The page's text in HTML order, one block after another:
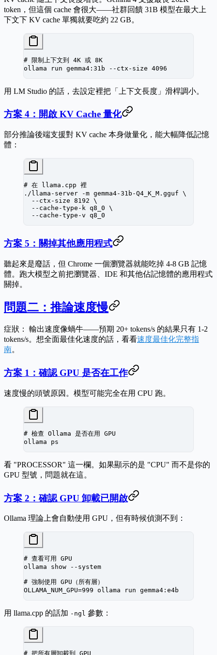
token，但這個 cache 會很大——社群回饋 31B 模型在最大上
下文下 KV cache 單獨就要吃約 22 GB。
# 限制上下文到 4K 或 8K
ollama run gemma4:31b --ctx-size 4096
用 LM Studio 的話，去設定裡把「上下文長度」滑桿調小。
方案 4：開啟 KV Cache 量化
部分推論後端支援對 KV cache 本身做量化，能大幅降低記憶
體：
# 在 llama.cpp 裡
./llama-server -m gemma4-31b-Q4_K_M.gguf \
  --ctx-size
8192 \
  --cache-type-k
q8_0 \
  --cache-type-v
q8_0
方案 5：關掉其他應用程式
聽起來是廢話，但 Chrome 一個瀏覽器就能吃掉 4-8 GB 記憶
體。跑大模型之前把瀏覽器、IDE 和其他佔記憶體的應用程式
關掉。
問題二：推論速度慢
症狀：
輸出速度像蝸牛——預期 20+ tokens/s 的結果只有 1-2
tokens/s。想全面最佳化速度的話，看看速度最佳化完整指
南。
方案 1：確認 GPU 是否在工作
速度慢的頭號原因。模型可能完全在用 CPU 跑。
# 檢查 Ollama 是否在用 GPU
ollama ps
看 "PROCESSOR" 這一欄。如果顯示的是 "CPU" 而不是你的
GPU 型號，問題就在這。
方案 2：確認 GPU 卸載已開啟
Ollama 理論上會自動使用 GPU，但有時候偵測不到：
# 查看可用 GPU
ollama show --system
# 強制使用 GPU（所有層）
OLLAMA_NUM_GPU=999 ollama run gemma4:e4b
用 llama.cpp 的話加 -ngl 參數：
# 把所有層卸載到 GPU